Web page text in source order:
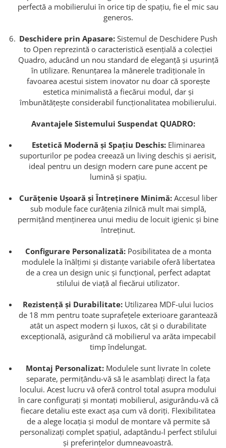
perfectă a mobilierului în orice tip de spațiu, fie el mic sau
generos.
Deschidere prin Apasare: Sistemul de Deschidere Push
to Open reprezintă o caracteristică esențială a colecției
Quadro, aducând un nou standard de eleganță și ușurință
în utilizare. Renunțarea la mânerele tradiționale în
favoarea acestui sistem inovator nu doar că sporește
estetica minimalistă a fiecărui modul, dar și
îmbunătățește considerabil funcționalitatea mobilierului.
Avantajele Sistemului Suspendat QUADRO:
Estetică Modernă și Spațiu Deschis:Eliminarea
suporturilor pe podea creează un living deschis și aerisit,
ideal pentru un design modern care pune accent pe
lumină și spațiu.
Curățenie Ușoară și Întreținere Minimă:Accesul liber
sub module face curățenia zilnică mult mai simplă,
permițând menținerea unui mediu de locuit igienic și bine
întreținut.
Configurare Personalizată:Posibilitatea de a monta
modulele la înălțimi și distanțe variabile oferă libertatea
de a crea un design unic și funcțional, perfect adaptat
stilului de viață al fiecărui utilizator.
Rezistență și Durabilitate: Utilizarea MDF-ului lucios
de 18 mm pentru toate suprafețele exterioare garantează
atât un aspect modern și luxos, cât și o durabilitate
excepțională, asigurând că mobilierul va arăta impecabil
timp îndelungat.
Montaj Personalizat: Modulele sunt livrate în colete
separate, permițându-vă să le asamblați direct la fața
locului. Acest lucru vă oferă control total asupra modului
în care configurați și montați mobilierul, asigurându-vă că
fiecare detaliu este exact așa cum vă doriți. Flexibilitatea
de a alege locația și modul de montare vă permite să
personalizați complet spațiul, adaptându-l perfect stilului
și preferințelor dumneavoastră.